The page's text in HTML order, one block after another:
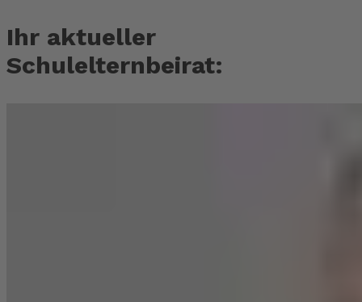
Ihr aktueller
Schulelternbeirat: